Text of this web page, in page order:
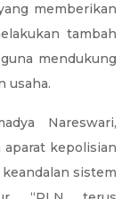
memberikan
tambah
mendukung
usaha.
Nareswari,
kepolisian
sistem